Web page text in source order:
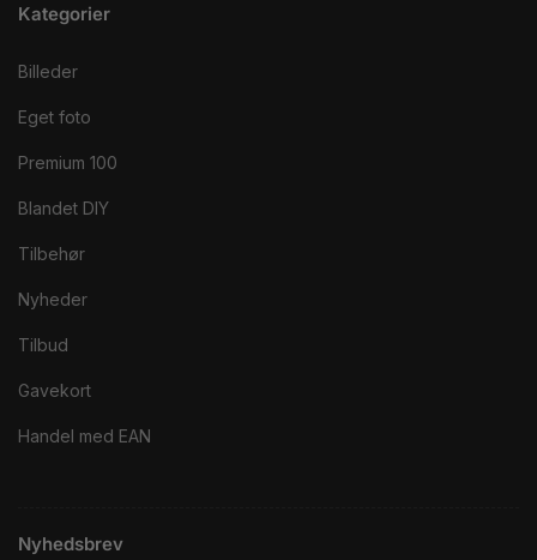
Kategorier
Billeder
Eget foto
Premium 100
Blandet DIY
Tilbehør
Nyheder
Tilbud
Gavekort
Handel med EAN
Nyhedsbrev